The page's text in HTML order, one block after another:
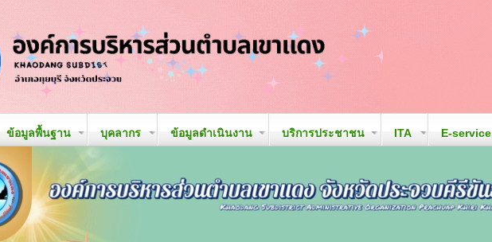
ข้อมูลพื้นฐาน บุคลากร ข้อมูลดำเนินงาน บริการประชาชน ITA E-service